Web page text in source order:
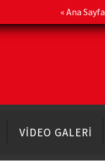
« Ana Sayfa
VİDEO GALERİ